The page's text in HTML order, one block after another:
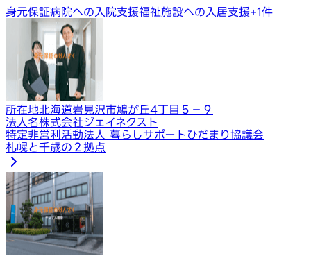
身元保証病院への入院支援福祉施設への入居支援+1件
所在地北海道岩見沢市鳩が丘4丁目５−９
法人名株式会社ジェイネクスト
特定非営利活動法人 暮らしサポートひだまり協議会
札幌と千歳の２拠点